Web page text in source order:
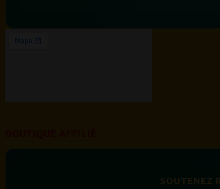
SOUTENEZ